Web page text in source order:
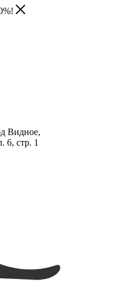
Видное,
6, стр. 1